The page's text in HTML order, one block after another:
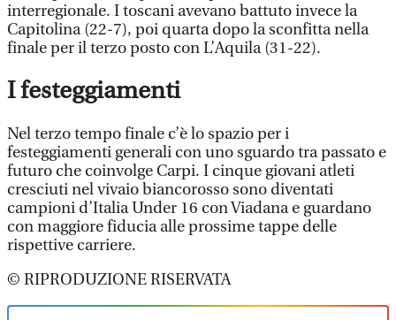
interregionale. I toscani avevano battuto invece la
Capitolina (22-7), poi quarta dopo la sconfitta nella
finale per il terzo posto con L’Aquila (31-22).
I festeggiamenti
Nel terzo tempo finale c’è lo spazio per i
festeggiamenti generali con uno sguardo tra passato e
futuro che coinvolge Carpi. I cinque giovani atleti
cresciuti nel vivaio biancorosso sono diventati
campioni d’Italia Under 16 con Viadana e guardano
con maggiore fiducia alle prossime tappe delle
rispettive carriere.
© RIPRODUZIONE RISERVATA